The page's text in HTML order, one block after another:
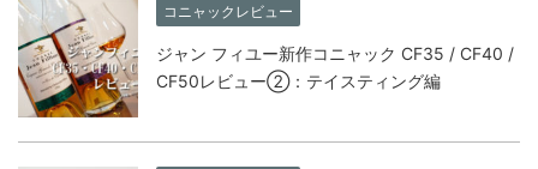
コニャックレビュー
ジャン フィユー新作コニャック CF35 / CF40 /
CF50レビュー②：テイスティング編